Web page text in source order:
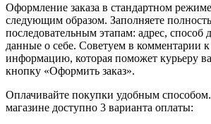
Оформление заказа в стандартном
следующим образом. Заполняете
последовательным этапам: адрес, способ
данные о себе. Советуем в комментарии к
информацию, которая поможет курьеру
кнопку «Оформить заказ».
Оплачивайте покупки удобным
магазине доступно 3 варианта оплаты: